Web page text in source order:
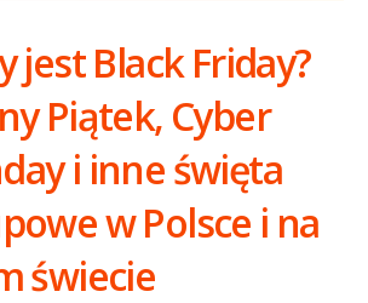
jest Black Friday?
Piątek, Cyber
i inne święta
w Polsce i na
świecie